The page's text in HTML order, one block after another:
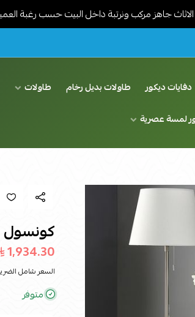
ونرتبة داخل البيت حسب رغبة العميل -
دفايات ديكور طاولات بديل رخام طاولات
لمسة عصرية
كونسول
1,934.30
السعر شامل
متوفر